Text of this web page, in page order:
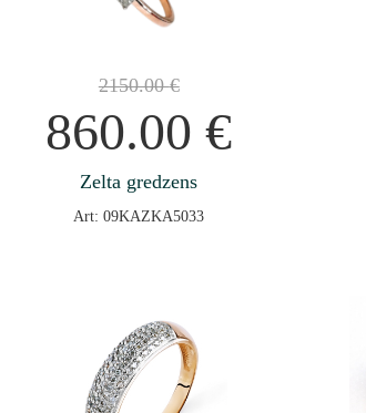
2150.00€
860.00€
Zelta gredzens
Art: 09KAZKA5033